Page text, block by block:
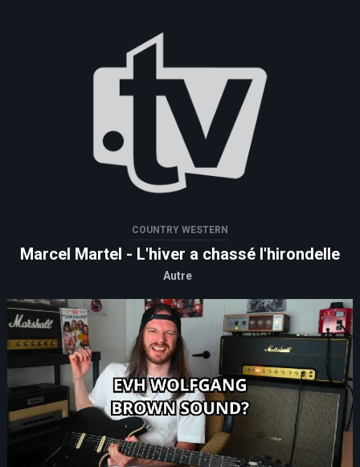
COUNTRY WESTERN
Marcel Martel - L'hiver a chassé l'hirondelle
Autre